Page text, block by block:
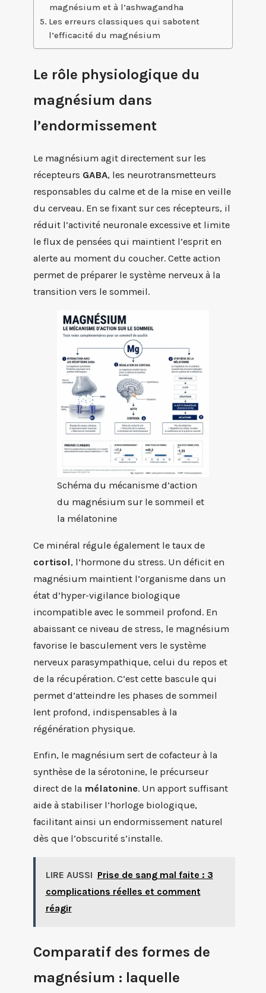
magnésium et à l’ashwagandha
Les erreurs classiques qui sabotent
l’efficacité du magnésium
Le rôle physiologique du
magnésium dans
l’endormissement
Le magnésium agit directement sur les
récepteurs GABA, les neurotransmetteurs
responsables du calme et de la mise en veille
du cerveau. En se fixant sur ces récepteurs, il
réduit l’activité neuronale excessive et limite
le flux de pensées qui maintient l’esprit en
alerte au moment du coucher. Cette action
permet de préparer le système nerveux à la
transition vers le sommeil.
Schéma du mécanisme d’action
du magnésium sur le sommeil et
la mélatonine
Ce minéral régule également le taux de
cortisol, l’hormone du stress. Un déficit en
magnésium maintient l’organisme dans un
état d’hyper-vigilance biologique
incompatible avec le sommeil profond. En
abaissant ce niveau de stress, le magnésium
favorise le basculement vers le système
nerveux parasympathique, celui du repos et
de la récupération. C’est cette bascule qui
permet d’atteindre les phases de sommeil
lent profond, indispensables à la
régénération physique.
Enfin, le magnésium sert de cofacteur à la
synthèse de la sérotonine, le précurseur
direct de la mélatonine. Un apport suffisant
aide à stabiliser l’horloge biologique,
facilitant ainsi un endormissement naturel
dès que l’obscurité s’installe.
LIRE AUSSI Prise de sang mal faite : 3
complications réelles et comment
réagir
Comparatif des formes de
magnésium : laquelle